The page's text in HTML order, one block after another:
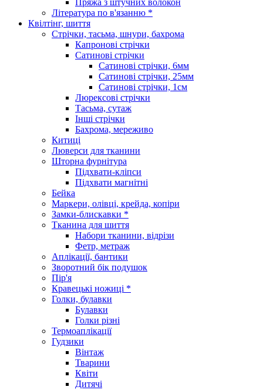
Література по в'язанню *
Квілтінг, шиття
Стрічки, тасьма, шнури, бахрома
Капронові стрічки
Сатинові стрічки
Сатинові стрічки, 6мм
Сатинові стрічки, 25мм
Сатинові стрічки, 1см
Люрексові стрічки
Тасьма, сутаж
Інші стрічки
Бахрома, мереживо
Китиці
Люверси для тканини
Шторна фурнітура
Підхвати-кліпси
Підхвати магнітні
Бейка
Маркери, олівці, крейда, копіри
Замки-блискавки *
Тканина для шиття
Набори тканини, відрізи
Фетр, метраж
Аплікації, бантики
Зворотний бік подушок
Пір'я
Кравецькі ножиці *
Голки, булавки
Булавки
Голки різні
Термоаплікації
Гудзики
Вінтаж
Тварини
Квіти
Дитячі